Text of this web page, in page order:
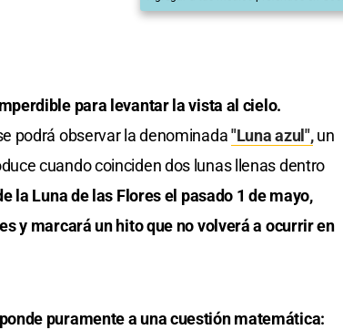
para levantar la vista al cielo.
podrá observar la denominada"Luna azul",un
cuando coinciden dos lunas llenas dentro
la Luna de las Flores el pasado 1 de mayo,
y marcará un hito que no volverá a ocurrir en
puramente a una cuestión matemática: